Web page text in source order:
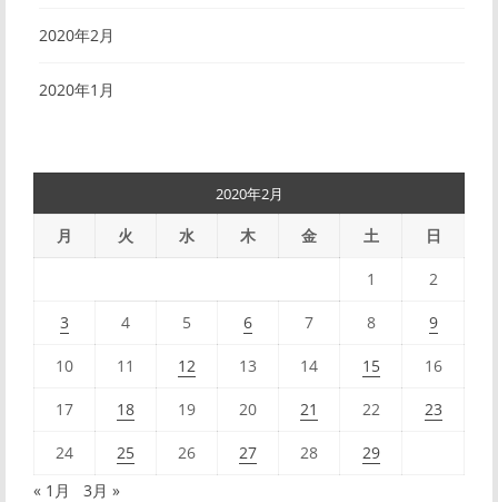
2020年2月
2020年1月
2020年2月
月 火 水 木 金 土 日
1 2
3 4 5 6 7 8 9
10 11 12 13 14 15 16
17 18 19 20 21 22 23
24 25 26 27 28
29
« 1月
3月 »